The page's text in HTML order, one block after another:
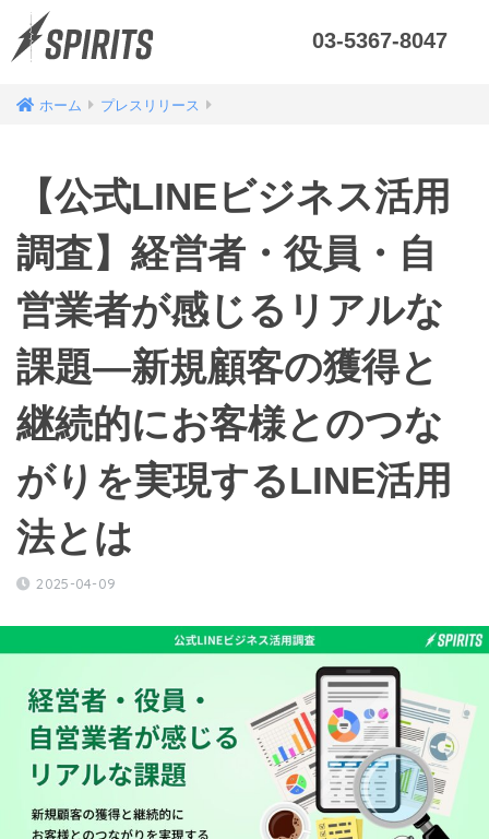
03-5367-8047
ホーム プレスリリース
【公式LINEビジネス活用
調査】経営者・役員・自
営業者が感じるリアルな
課題―新規顧客の獲得と
継続的にお客様とのつな
がりを実現するLINE活用
法とは
2025-04-09